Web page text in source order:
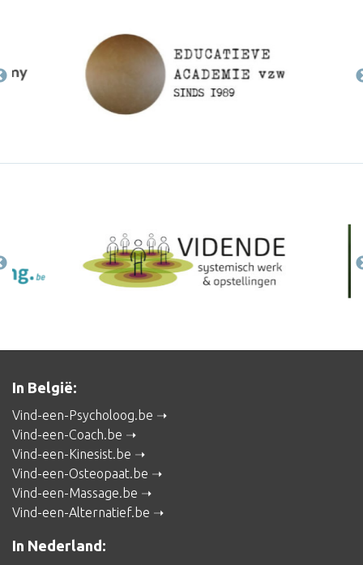
In België:
Vind-een-Psycholoog.be
Vind-een-Coach.be
Vind-een-Kinesist.be
Vind-een-Osteopaat.be
Vind-een-Massage.be
Vind-een-Alternatief.be
In Nederland: